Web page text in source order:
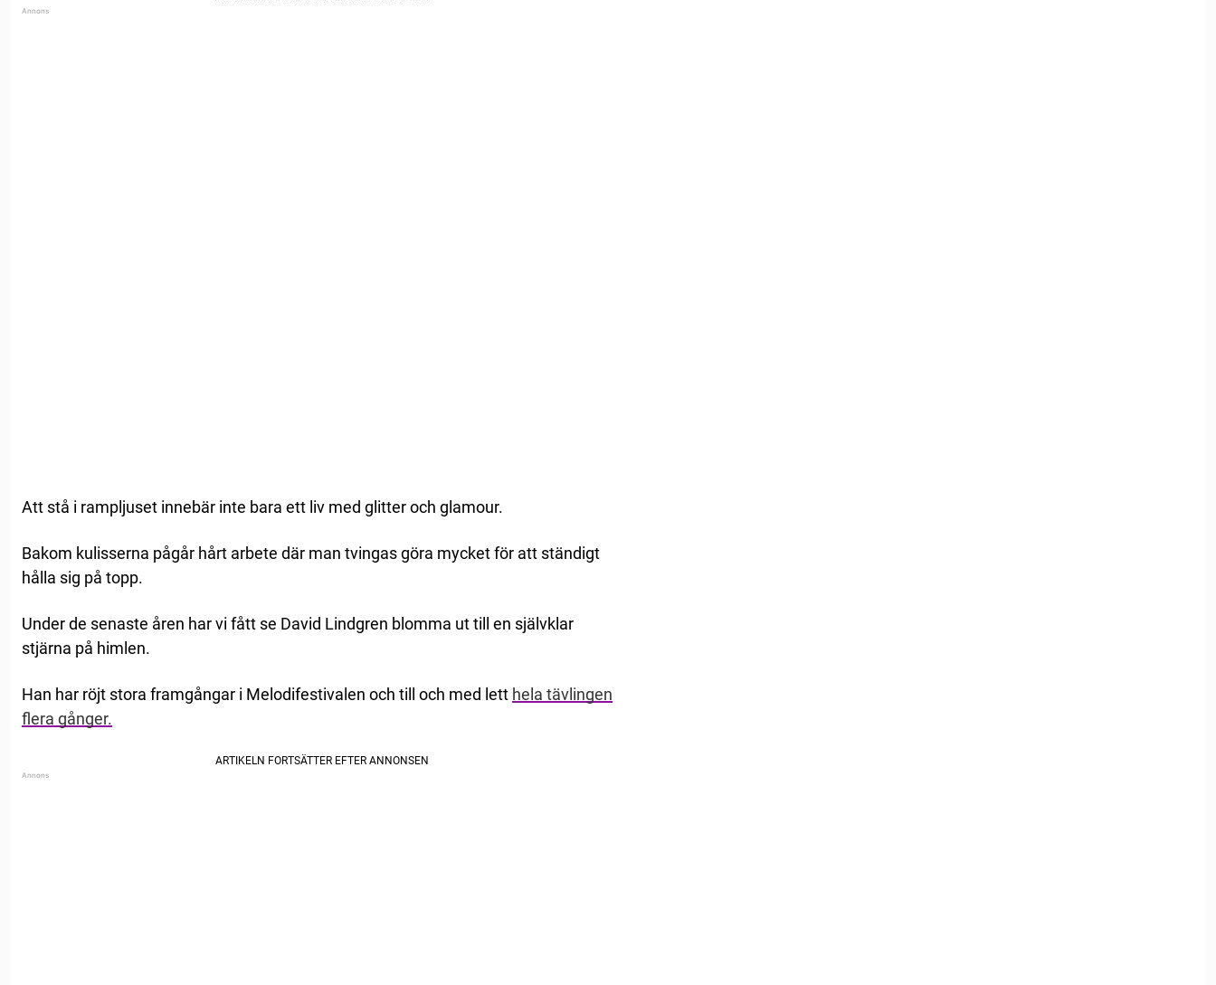
Att stå i rampljuset innebär inte bara ett liv med glitter och glamour.
Bakom kulisserna pågår hårt arbete där man tvingas göra mycket för att ständigt
hålla sig på topp.
Under de senaste åren har vi fått se David Lindgren blomma ut till en självklar
stjärna på himlen.
Han har röjt stora framgångar i Melodifestivalen och till och med lett hela tävlingen
flera gånger.